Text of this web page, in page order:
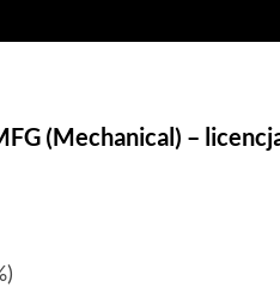
(Mechanical) –